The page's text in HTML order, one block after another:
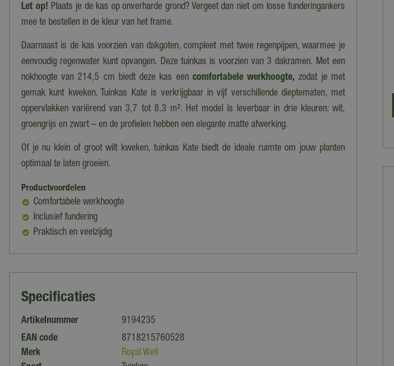
Let op! Plaats je de kas op onverharde grond? Vergeet dan niet om losse funderingankers
mee te bestellen in de kleur van het frame.
Daarnaast is de kas voorzien van dakgoten, compleet met twee regenpijpen, waarmee je
eenvoudig regenwater kunt opvangen. Deze tuinkas is voorzien van 3 dakramen. Met een
nokhoogte van 214,5 cm biedt deze kas een comfortabele werkhoogte, zodat je met
gemak kunt kweken. Tuinkas Kate is verkrijgbaar in vijf verschillende dieptematen, met
oppervlakken variërend van 3,7 tot 8,3 m². Het model is leverbaar in drie kleuren: wit,
groengrijs en zwart – en de profielen hebben een elegante matte afwerking.
Of je nu klein of groot wilt kweken, tuinkas Kate biedt de ideale ruimte om jouw planten
optimaal te laten groeien.
Productvoordelen
Comfortabele werkhoogte
Inclusief fundering
Praktisch en veelzijdig
Specificaties
Artikelnummer
9194235
EAN code
8718215760528
Merk
Royal Well